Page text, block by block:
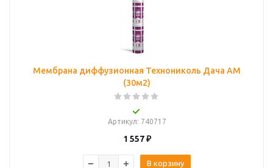
Мембрана диффузионная Технониколь Дача АМ
(30м2)
Артикул: 740717
1 557₽
В корзину